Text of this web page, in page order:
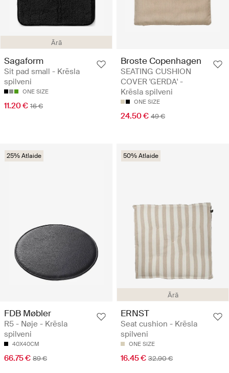
Ārā
Sagaform
Sit pad small - Krēsla
spilveni
ONE SIZE
11.20 € 16 €
Broste Copenhagen
SEATING CUSHION
COVER 'GERDA' -
Krēsla spilveni
ONE SIZE
24.50 € 49 €
25% Atlaide
FDB Møbler
R5 - Nøje - Krēsla
spilveni
40X40CM
66.75 € 89 €
Ārā
50% Atlaide
ERNST
Seat cushion - Krēsla
spilveni
ONE SIZE
16.45 € 32.90 €